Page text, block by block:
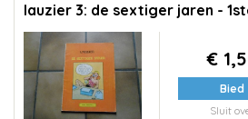
lauzier 3: de sextiger jaren -
€
Bied
Sluit